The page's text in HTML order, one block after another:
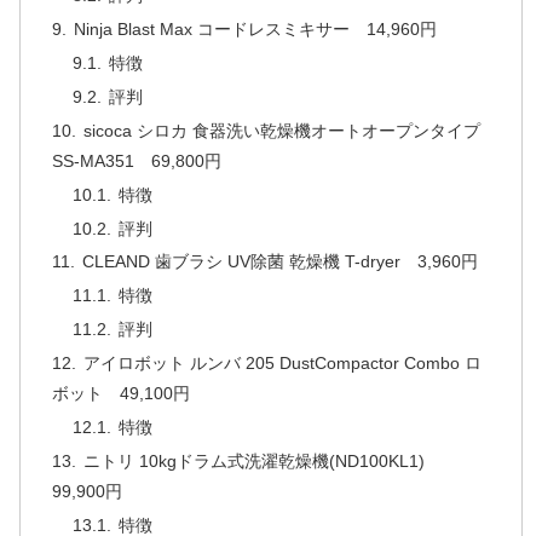
Ninja Blast Max コードレスミキサー 14,960円
特徴
評判
sicoca シロカ 食器洗い乾燥機オートオープンタイプ
SS-MA351 69,800円
特徴
評判
CLEAND 歯ブラシ UV除菌 乾燥機 T-dryer 3,960円
特徴
評判
アイロボット ルンバ 205 DustCompactor Combo ロ
ボット 49,100円
特徴
ニトリ 10kgドラム式洗濯乾燥機(ND100KL1)
99,900円
特徴